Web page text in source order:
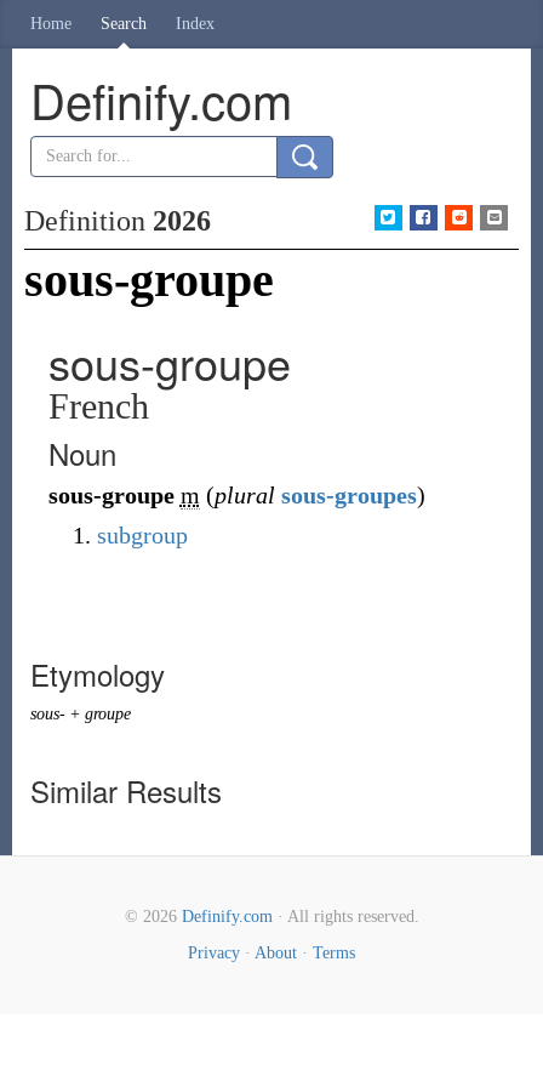
Home Search Index
Definify.com
Definition 2026
sous-groupe
sous-groupe
French
Noun
sous-groupe m (plural sous-groupes)
subgroup
Etymology
sous-+ groupe
Similar Results
© 2026 Definify.com· All rights reserved.
Privacy · About · Terms